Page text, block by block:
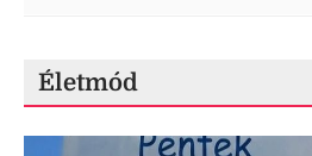
Életmód